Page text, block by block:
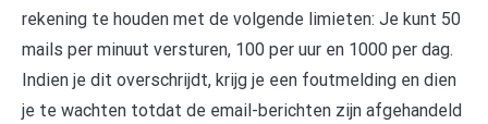
rekening te houden met de volgende limieten: Je kunt 50
mails per minuut versturen, 100 per uur en 1000 per dag.
Indien je dit overschrijdt, krijg je een foutmelding en dien
je te wachten totdat de email-berichten zijn afgehandeld